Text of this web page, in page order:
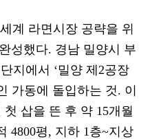
계 라면시장 공략을 위
성했다. 경남 밀양시 부
지에서 ‘밀양 제2공장
가동에 돌입하는 것. 이
삽을 뜬 후 약 15개월
4800평, 지하 1층~지상